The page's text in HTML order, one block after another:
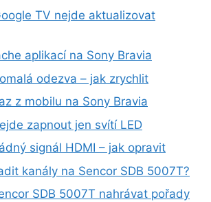
TV nejde aktualizovat
aplikací na Sony Bravia
odezva – jak zrychlit
z mobilu na Sony Bravia
zapnout jen svítí LED
signál HDMI – jak opravit
kanály na Sencor SDB 5007T?
SDB 5007T nahrávat pořady